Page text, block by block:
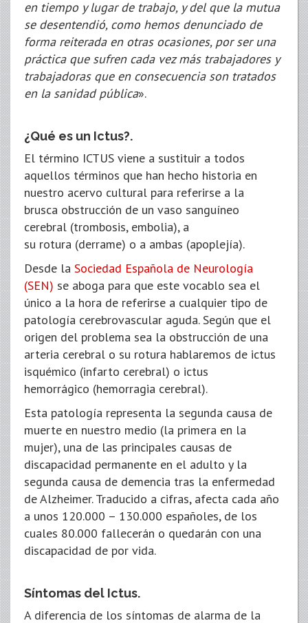
en tiempo y lugar de trabajo, y del que la mutua
se desentendió, como hemos denunciado de
forma reiterada en otras ocasiones, por ser una
práctica que sufren cada vez más trabajadores y
trabajadoras que en consecuencia son tratados
en la sanidad pública».
¿Qué es un Ictus?.
El término ICTUS viene a sustituir a todos
aquellos términos que han hecho historia en
nuestro acervo cultural para referirse a la
brusca obstrucción de un vaso sanguíneo
cerebral (trombosis, embolia), a
su rotura (derrame) o a ambas (apoplejía).
Desde la Sociedad Española de Neurología
(SEN) se aboga para que este vocablo sea el
único a la hora de referirse a cualquier tipo de
patología cerebrovascular aguda. Según que el
origen del problema sea la obstrucción de una
arteria cerebral o su rotura hablaremos de ictus
isquémico (infarto cerebral) o ictus
hemorrágico (hemorragia cerebral).
Esta patología representa la segunda causa de
muerte en nuestro medio (la primera en la
mujer), una de las principales causas de
discapacidad permanente en el adulto y la
segunda causa de demencia tras la enfermedad
de Alzheimer. Traducido a cifras, afecta cada año
a unos 120.000 – 130.000 españoles, de los
cuales 80.000 fallecerán o quedarán con una
discapacidad de por vida.
Síntomas del Ictus.
A diferencia de los síntomas de alarma de la